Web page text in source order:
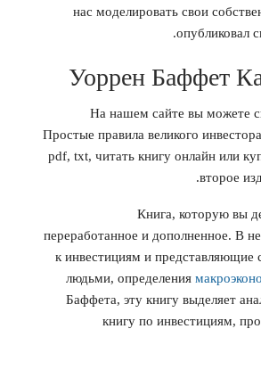
нас моделировать свои
опубликовал
Уоррен Баффет
На нашем сайте вы можете
Простые правила великого
pdf, txt, читать книгу онлайн или
второе
Книга, которую вы
переработанное и дополненное. В
к инвестициям и представляющие
людьми, определения
Баффета, эту книгу выделяет
книгу по инвестициям,